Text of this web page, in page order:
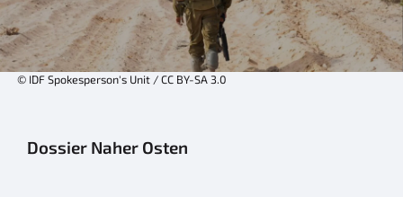
© IDF Spokesperson's Unit / CC BY-SA 3.0
Dossier Naher Osten